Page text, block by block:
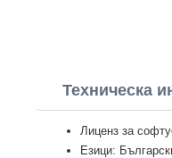
Техническа
Лиценз за
Езици: